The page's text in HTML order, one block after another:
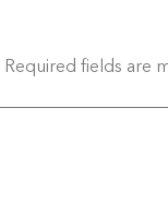
Required fields are